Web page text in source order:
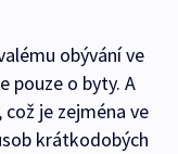
obývání ve
pouze o byty. A
je zejména ve
krátkodobých